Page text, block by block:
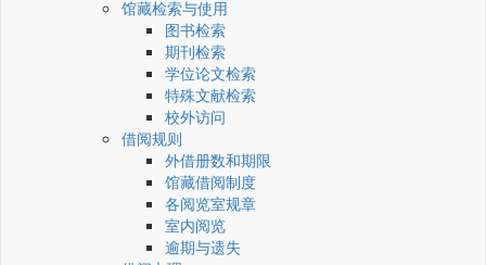
馆藏检索与使用
图书检索
期刊检索
学位论文检索
特殊文献检索
校外访问
借阅规则
外借册数和期限
馆藏借阅制度
各阅览室规章
室内阅览
逾期与遗失